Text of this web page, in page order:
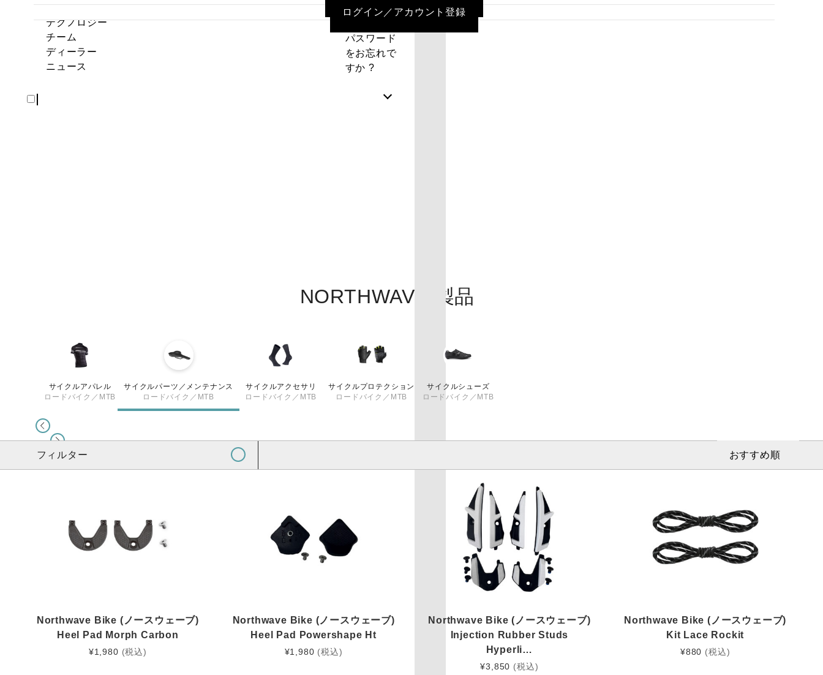
パスワード
をお忘れで
すか ?
プロダクト
テクノロジー
チーム
ディーラー
ニュース
ログイン／アカウント登録
NORTHWAVE 製品
サイクルアパレル
ロードバイク／MTB
サイクルパーツ／メンテナンス
ロードバイク／MTB
サイクルアクセサリ
ロードバイク／MTB
サイクルプロテクション
ロードバイク／MTB
サイクルシューズ
ロードバイク／MTB
フィルター おすすめ順
Northwave Bike (ノースウェーブ)
Heel Pad Morph Carbon
¥1,980 (税込)
Northwave Bike (ノースウェーブ)
Heel Pad Powershape Ht
¥1,980 (税込)
Northwave Bike (ノースウェーブ)
Injection Rubber Studs
Hyperli…
¥3,850 (税込)
Northwave Bike (ノースウェーブ)
Kit Lace Rockit
¥880 (税込)